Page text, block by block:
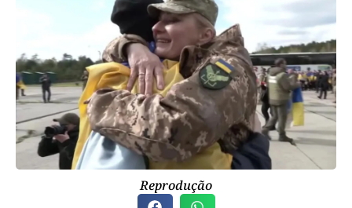
Reprodução